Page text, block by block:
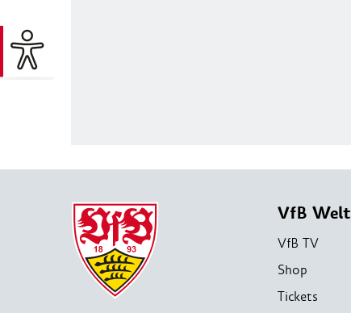
VfB Welt
VfB TV
Shop
Tickets